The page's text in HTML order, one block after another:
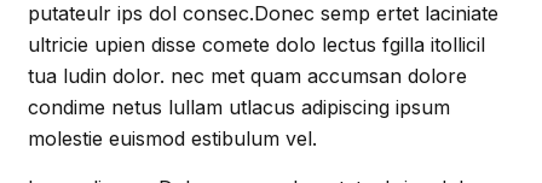
putateulr ips dol consec.Donec semp ertet laciniate
ultricie upien disse comete dolo lectus fgilla itollicil
tua ludin dolor. nec met quam accumsan dolore
condime netus lullam utlacus adipiscing ipsum
molestie euismod estibulum vel.